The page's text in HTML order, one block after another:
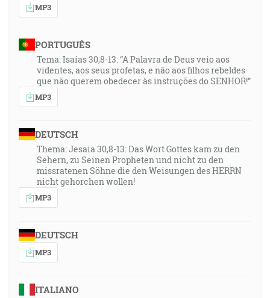
MP3
PORTUGUÊS
Tema: Isaías 30,8-13: “A Palavra de Deus veio aos
videntes, aos seus profetas, e não aos filhos rebeldes
que não querem obedecer às instruções do SENHOR!”
MP3
DEUTSCH
Thema: Jesaia 30,8-13: Das Wort Gottes kam zu den
Sehern, zu Seinen Propheten und nicht zu den
missratenen Söhne die den Weisungen des HERRN
nicht gehorchen wollen!
MP3
DEUTSCH
MP3
ITALIANO